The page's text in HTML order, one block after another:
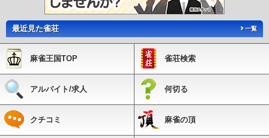
田園調布駅 多摩川駅 不動前駅 武蔵小山駅 西小山駅 洗足駅 大岡山駅
野駅
すずかけ台駅
旗の台
戸越駅
洗足池駅
山駅
久が原駅 千鳥町駅 沼部駅 鵜の木駅
駅
矢口渡駅 西太子堂駅 若林駅 松陰神社前駅 世田谷駅 上町駅 宮の坂駅
松
原駅
泉岳寺駅 北品川駅 青物横丁駅 鮫洲駅
平和島駅
雑色駅
羽田空港第１ビル駅
羽田空港国際線ビル駅
羽田空港国際線ターミナル駅 田原町駅
虎ノ門駅
最近見た雀荘 一覧
麻雀王国TOP 雀荘検索
アルバイト/求人 何切る
クチコミ 麻雀の頂